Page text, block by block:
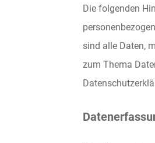
Die folgenden
sind alle Daten,
zum Thema